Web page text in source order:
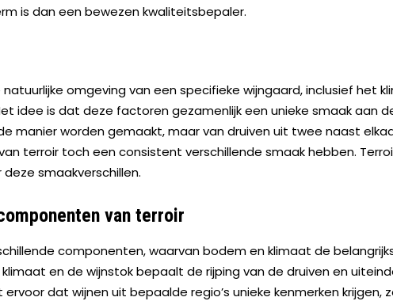
is dan een bewezen kwaliteitsbepaler.
natuurlijke omgeving van een specifieke wijngaard, inclusief het
idee is dat deze factoren gezamenlijk een unieke smaak aan
manier worden gemaakt, maar van druiven uit twee naast
terroir toch een consistent verschillende smaak hebben.
smaakverschillen.
van terroir
componenten, waarvan bodem en klimaat de
en de wijnstok bepaalt de rijping van de druiven en
dat wijnen uit bepaalde regio’s unieke kenmerken krijgen,